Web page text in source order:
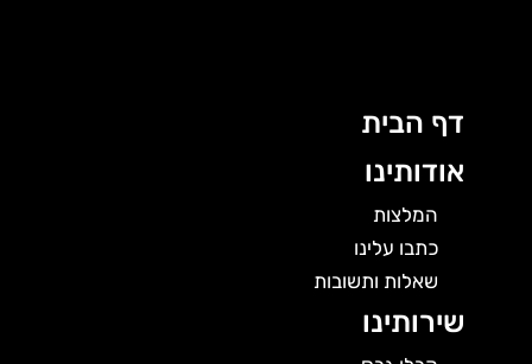
דף הבית
אודותינו
המלצות
כתבו עלינו
שאלות ותשובות
שירותינו